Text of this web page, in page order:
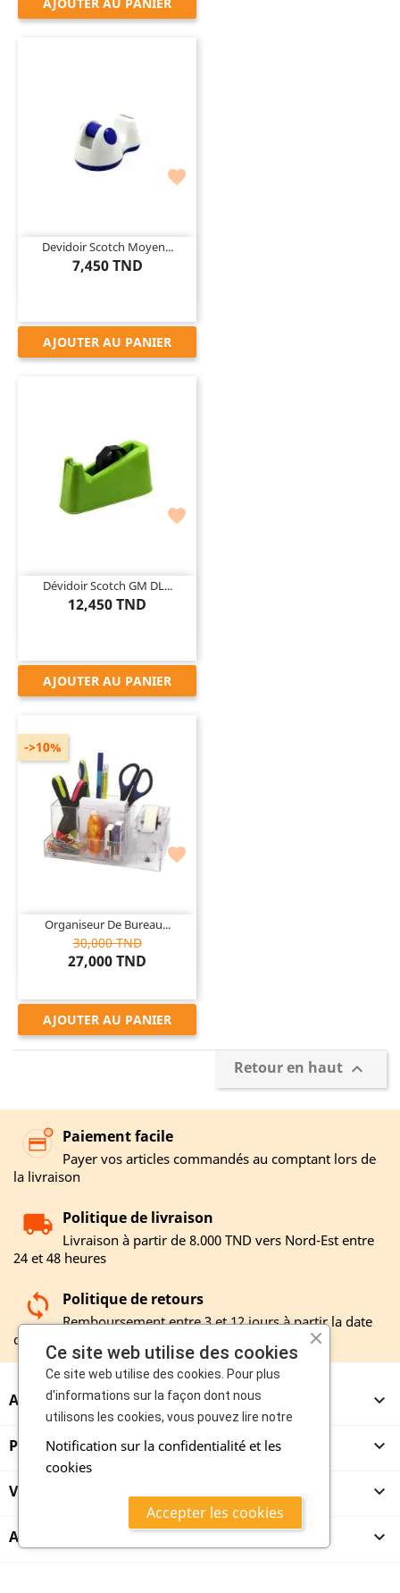

Devidoir Scotch Moyen...
7,450 TND
AJOUTER AU PANIER

Dévidoir Scotch GM DL...
12,450 TND
AJOUTER AU PANIER

Organiseur De Bureau...
30,000 TND
27,000 TND
->10%
AJOUTER AU PANIER
Retour en haut 
Paiement facile
Payer vos articles commandés au comptant lors de
la livraison
Politique de livraison
Livraison à partir de 8.000 TND vers Nord-Est entre
24 et 48 heures
Politique de retours
Remboursement entre 3 et 12 jours à partir la date
de réception de votre retour
A PROPOS 
PRODUITS 
VENDEURS 
ACHETEURS 
Ce site web utilise des cookies
Ce site web utilise des cookies. Pour plus
d'informations sur la façon dont nous
utilisons les cookies, vous pouvez lire notre
Notification sur la confidentialité et les
cookies
Accepter les cookies